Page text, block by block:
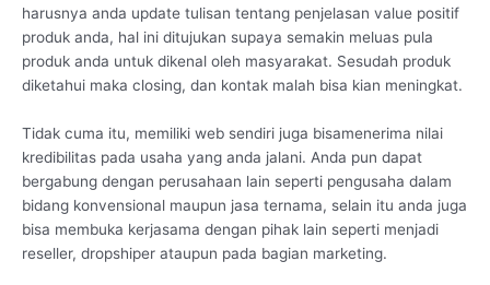
harusnya anda update tulisan tentang penjelasan value positif
produk anda, hal ini ditujukan supaya semakin meluas pula
produk anda untuk dikenal oleh masyarakat. Sesudah produk
diketahui maka closing, dan kontak malah bisa kian meningkat.
Tidak cuma itu, memiliki web sendiri juga bisamenerima nilai
kredibilitas pada usaha yang anda jalani. Anda pun dapat
bergabung dengan perusahaan lain seperti pengusaha dalam
bidang konvensional maupun jasa ternama, selain itu anda juga
bisa membuka kerjasama dengan pihak lain seperti menjadi
reseller, dropshiper ataupun pada bagian marketing.